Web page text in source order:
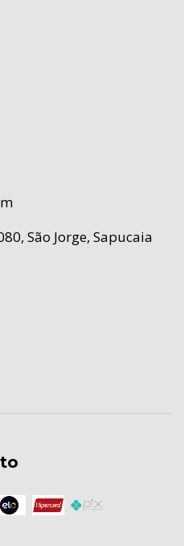
São Jorge, Sapucaia